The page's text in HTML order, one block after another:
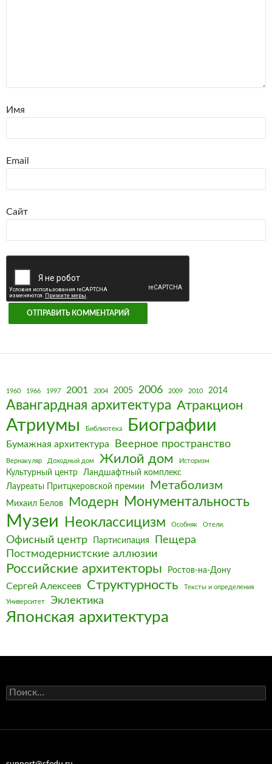
Имя
Email
Сайт
1960 1966 1997 2001 2004 2005 2006 2009 2010 2014
Авангардная архитектура Атракцион
Атриумы Библиотека Биографии
Бумажная архитектура Веерное пространство
Вернакуляр Доходный дом Жилой дом Историзм
Культурный центр
Ландшафтный комплекс
Лауреаты Притцкеровской премии
Метаболизм
Михаил Белов Модерн Монументальность
Музеи Неоклассицизм Особняк Отели.
Офисный центр Партисипация
Пещера
Постмодернистские аллюзии
Российские архитекторы Ростов-на-Дону
Сергей Алексеев Структурность Тексты и определения
Университет Эклектика
Японская архитектура
Найти: